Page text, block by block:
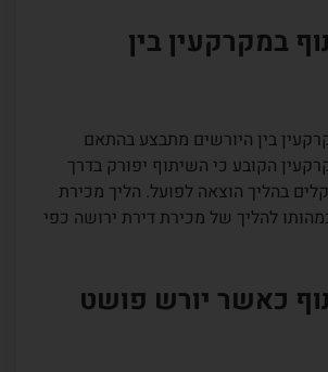
במקרקעין בין
בין היורשים מתבצע בהתאם
הקובע כי השיתוף יפורק בדרך
בהליך הוצאה לפועל. הליך מכירת
להליך של מכירת דירת ירושה כפי
כאשר יורש פושט